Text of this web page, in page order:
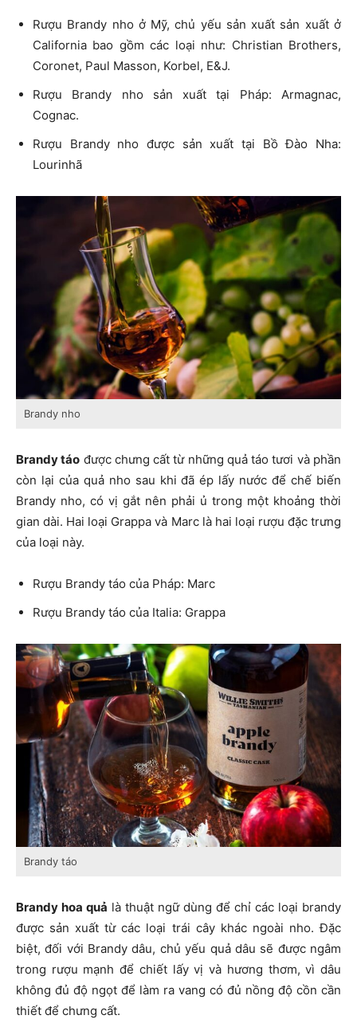
Rượu Brandy nho ở Mỹ, chủ yếu sản xuất sản xuất ở
California bao gồm các loại như: Christian Brothers,
Coronet, Paul Masson, Korbel, E&J.
Rượu Brandy nho sản xuất tại Pháp: Armagnac,
Cognac.
Rượu Brandy nho được sản xuất tại Bồ Đào Nha:
Lourinhã
Brandy nho
Brandy táo được chưng cất từ những quả táo tươi và phần
còn lại của quả nho sau khi đã ép lấy nước để chế biến
Brandy nho, có vị gắt nên phải ủ trong một khoảng thời
gian dài. Hai loại Grappa và Marc là hai loại rượu đặc trưng
của loại này.
Rượu Brandy táo của Pháp: Marc
Rượu Brandy táo của Italia: Grappa
Brandy táo
Brandy hoa quả là thuật ngữ dùng để chỉ các loại brandy
được sản xuất từ các loại trái cây khác ngoài nho. Đặc
biệt, đối với Brandy dâu, chủ yếu quả dâu sẽ được ngâm
trong rượu mạnh để chiết lấy vị và hương thơm, vì dâu
không đủ độ ngọt để làm ra vang có đủ nồng độ cồn cần
thiết để chưng cất.